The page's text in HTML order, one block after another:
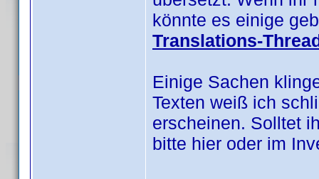
könnte es einige
Translations-
Einige Sachen
Texten weiß ich
erscheinen. Solltet
bitte hier oder im